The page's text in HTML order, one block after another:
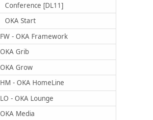
Conference [DL11]
OKA Start
FW - OKA Framework
OKA Grib
OKA Grow
HM - OKA HomeLine
LO - OKA Lounge
OKA Media